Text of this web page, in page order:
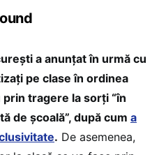
a anunțat în urmă cu
pe clase în ordinea
tragere la sorți “în
de școală”, după cum a
. De asemenea,